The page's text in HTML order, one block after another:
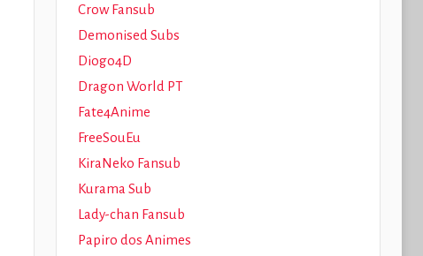
Crow Fansub
Demonised Subs
Diogo4D
Dragon World PT
Fate4Anime
FreeSouEu
KiraNeko Fansub
Kurama Sub
Lady-chan Fansub
Papiro dos Animes